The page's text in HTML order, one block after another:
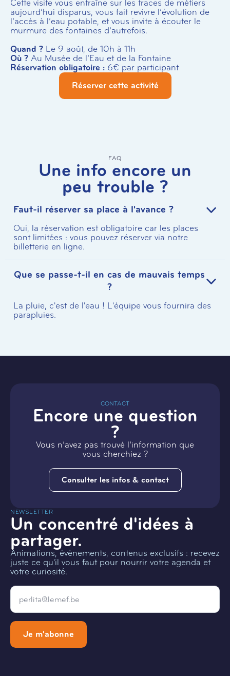
Cette visite vous entraîne sur les traces de métiers
aujourd’hui disparus, vous fait revivre l’évolution de
l’accès à l’eau potable, et vous invite à écouter le
murmure des fontaines d’autrefois.
Quand ? Le 9 août, de 10h à 11h
Où ? Au Musée de l’Eau et de la Fontaine
Réservation obligatoire : 6€ par participant
Réserver cette activité
FAQ
Une info encore un
peu trouble ?
Faut-il réserver sa place à l'avance ?
Oui, la réservation est obligatoire car les places
sont limitées : vous pouvez réserver via notre
billetterie en ligne.
Que se passe-t-il en cas de mauvais temps
?
La pluie, c'est de l'eau ! L'équipe vous fournira des
parapluies.
CONTACT
Encore une question
?
Vous n’avez pas trouvé l’information que
vous cherchiez ?
Consulter les infos & contact
NEWSLETTER
Un concentré d'idées à
partager.
Animations, évènements, contenus exclusifs : recevez
juste ce qu'il vous faut pour nourrir votre agenda et
votre curiosité.
Email
Je m'abonne